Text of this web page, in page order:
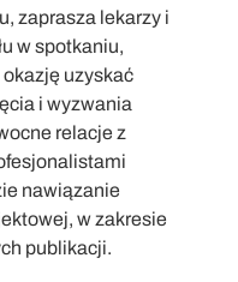
zaprasza lekarzy i
w spotkaniu,
uzyskać
i wyzwania
relacje z
nawiązanie
w zakresie
publikacji.